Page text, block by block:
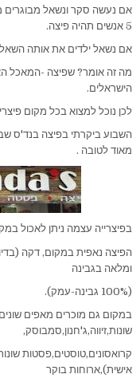
אם נעשה סקר ונשאל
5 אנשים תהיה פיצה.
אם נשאל ילדים את אותה השאלה אחד
מה זה אומר? שפיצה -המאכל
הישראלים.
לכן נוכל למצוא בכל מקום
מאוד לטובה .
בפיצרייה עצמה ניתן לאכול
הפיצה נאפית במקום, דקה
ומלאה בגבינה
(100% גבינה-עמק).
במקום גם מוכרים מאפים
שונות,זיווה,ג'חנון,סמבוסק,
קרואסונים,טוסטים,פסטות
אישית),ארוחות בוקר